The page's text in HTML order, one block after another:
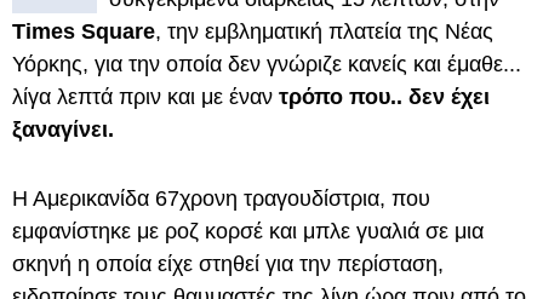
Times Square, την εμβληματική πλατεία της Νέας
Υόρκης, για την οποία δεν γνώριζε κανείς και έμαθε...
λίγα λεπτά πριν και με έναν τρόπο που.. δεν έχει
ξαναγίνει.
Η Αμερικανίδα 67χρονη τραγουδίστρια, που
εμφανίστηκε με ροζ κορσέ και μπλε γυαλιά σε μια
σκηνή η οποία είχε στηθεί για την περίσταση,